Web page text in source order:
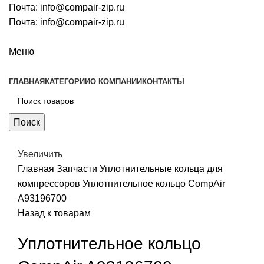
Почта: info@compair-zip.ru
Почта: info@compair-zip.ru
Меню
ГЛАВНАЯ КАТЕГОРИИО КОМПАНИИ КОНТАКТЫ
Поиск
Увеличить
Главная Запчасти Уплотнительные кольца для
компрессоров Уплотнительное кольцо CompAir
A93196700
Назад к товарам
Уплотнительное кольцо